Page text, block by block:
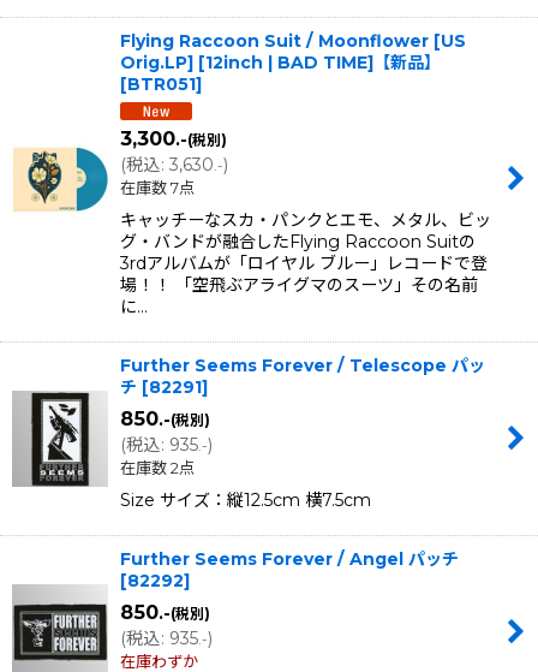
Flying Raccoon Suit / Moonflower [US
Orig.LP] [12inch | BAD TIME]【新品】
[BTR051]
3,300.-(税別)
(税込: 3,630 .-)
在庫数 7点
キャッチーなスカ・パンクとエモ、メタル、ビッ
グ・バンドが融合したFlying Raccoon Suitの
3rdアルバムが「ロイヤル ブルー」レコードで登
場！！ 「空飛ぶアライグマのスーツ」その名前
に…
Further Seems Forever / Telescope パッ
チ [82291]
850.-(税別)
(税込: 935 .-)
在庫数 2点
Size サイズ：縦12.5cm 横7.5cm
Further Seems Forever / Angel パッチ
[82292]
850.-(税別)
(税込: 935 .-)
在庫わずか